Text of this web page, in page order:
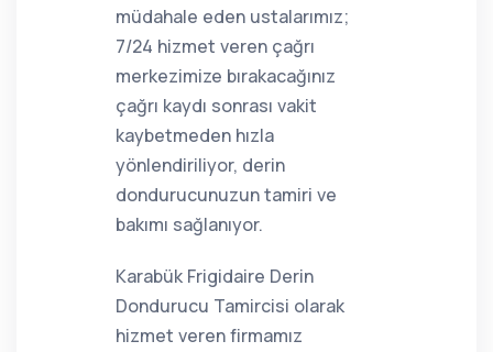
müdahale eden ustalarımız;
7/24 hizmet veren çağrı
merkezimize bırakacağınız
çağrı kaydı sonrası vakit
kaybetmeden hızla
yönlendiriliyor, derin
dondurucunuzun tamiri ve
bakımı sağlanıyor.
Karabük Frigidaire Derin
Dondurucu Tamircisi olarak
hizmet veren firmamız